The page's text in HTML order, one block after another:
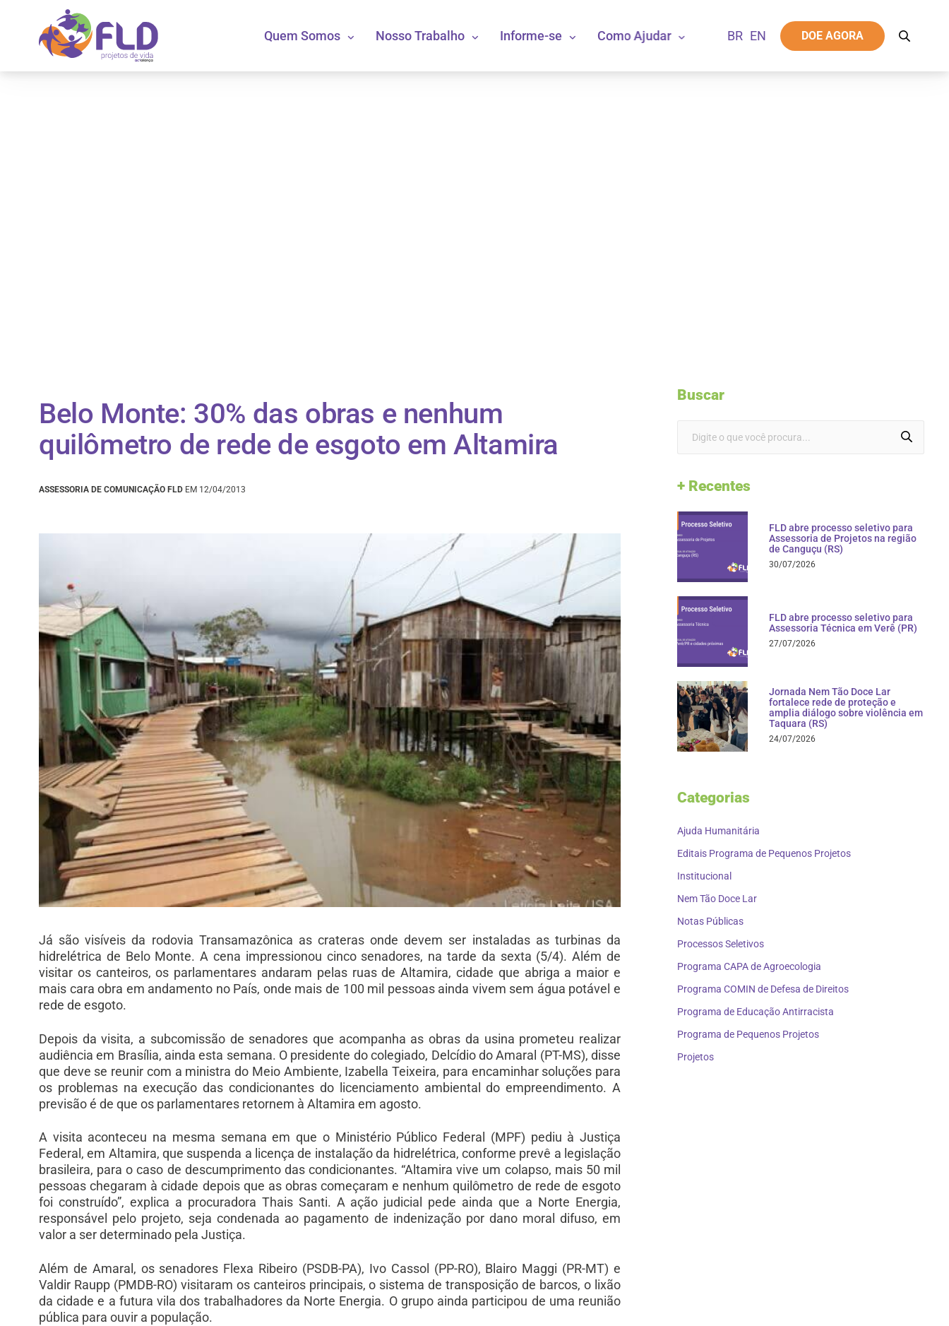
Quem Somos Nosso Trabalho Informe-se Como Ajudar DOE AGORA
Belo Monte: 30% das obras e nenhum
quilômetro de rede de esgoto em Altamira
ASSESSORIA DE COMUNICAÇÃO FLD EM 12/04/2013
Já são visíveis da rodovia Transamazônica as crateras onde devem ser instaladas as turbinas da
hidrelétrica de Belo Monte. A cena impressionou cinco senadores, na tarde da sexta (5/4). Além de
visitar os canteiros, os parlamentares andaram pelas ruas de Altamira, cidade que abriga a maior e
mais cara obra em andamento no País, onde mais de 100 mil pessoas ainda vivem sem água potável e
rede de esgoto.
Depois da visita, a subcomissão de senadores que acompanha as obras da usina prometeu realizar
audiência em Brasília, ainda esta semana. O presidente do colegiado, Delcídio do Amaral (PT-MS), disse
que deve se reunir com a ministra do Meio Ambiente, Izabella Teixeira, para encaminhar soluções para
os problemas na execução das condicionantes do licenciamento ambiental do empreendimento. A
previsão é de que os parlamentares retornem à Altamira em agosto.
A visita aconteceu na mesma semana em que o Ministério Público Federal (MPF) pediu à Justiça
Federal, em Altamira, que suspenda a licença de instalação da hidrelétrica, conforme prevê a legislação
brasileira, para o caso de descumprimento das condicionantes. “Altamira vive um colapso, mais 50 mil
pessoas chegaram à cidade depois que as obras começaram e nenhum quilômetro de rede de esgoto
foi construído”, explica a procuradora Thais Santi. A ação judicial pede ainda que a Norte Energia,
responsável pelo projeto, seja condenada ao pagamento de indenização por dano moral difuso, em
valor a ser determinado pela Justiça.
Além de Amaral, os senadores Flexa Ribeiro (PSDB-PA), Ivo Cassol (PP-RO), Blairo Maggi (PR-MT) e
Valdir Raupp (PMDB-RO) visitaram os canteiros principais, o sistema de transposição de barcos, o lixão
da cidade e a futura vila dos trabalhadores da Norte Energia. O grupo ainda participou de uma reunião
pública para ouvir a população.
Buscar
+ Recentes
FLD abre processo seletivo para
Assessoria de Projetos na região
de Canguçu (RS)
30/07/2026
FLD abre processo seletivo para
Assessoria Técnica em Verê (PR)
27/07/2026
Jornada Nem Tão Doce Lar
fortalece rede de proteção e
amplia diálogo sobre violência em
Taquara (RS)
24/07/2026
Categorias
Ajuda Humanitária
Editais Programa de Pequenos Projetos
Institucional
Nem Tão Doce Lar
Notas Públicas
Processos Seletivos
Programa CAPA de Agroecologia
Programa COMIN de Defesa de Direitos
Programa de Educação Antirracista
Programa de Pequenos Projetos
Projetos